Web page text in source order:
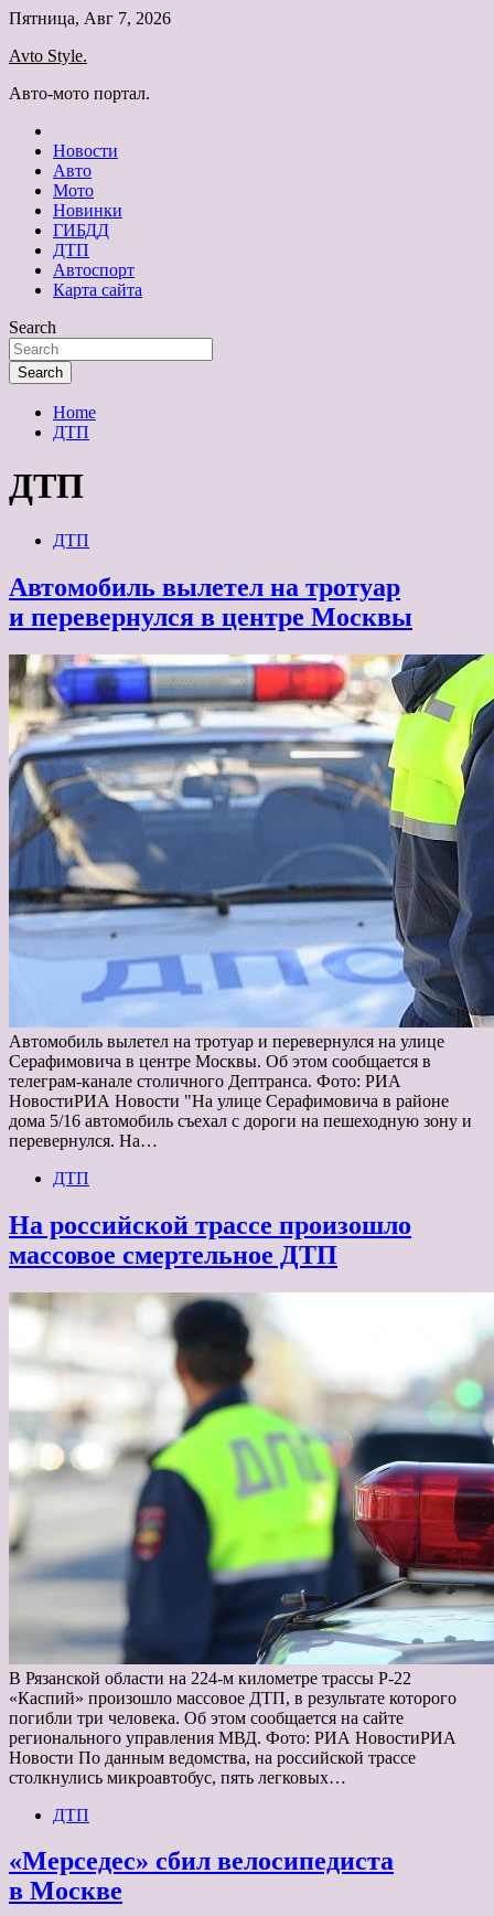
Skip
content
Пятница, Авг 7, 2026
Avto Style.
Авто-мото портал.
Новости
Авто
Мото
Новинки
ГИБДД
ДТП
Автоспорт
Карта сайта
Search
Search
Home
ДТП
ДТП
ДТП
Автомобиль вылетел на тротуар
и перевернулся в центре Москвы
Автомобиль вылетел на тротуар и перевернулся на улице
Серафимовича в центре Москвы. Об этом сообщается в
телеграм-канале столичного Дептранса. Фото: РИА
НовостиРИА Новости "На улице Серафимовича в районе
дома 5/16 автомобиль съехал с дороги на пешеходную зону и
перевернулся. На…
ДТП
На российской трассе произошло
массовое смертельное ДТП
В Рязанской области на 224-м километре трассы Р-22
«Каспий» произошло массовое ДТП, в результате которого
погибли три человека. Об этом сообщается на сайте
регионального управления МВД. Фото: РИА НовостиРИА
Новости По данным ведомства, на российской трассе
столкнулись микроавтобус, пять легковых…
ДТП
«Мерседес» сбил велосипедиста
в Москве